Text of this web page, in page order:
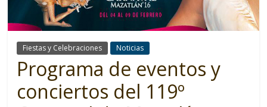
Fiestas y Celebraciones Noticias
Programa de eventos y
conciertos del 119º